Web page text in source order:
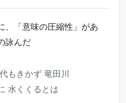
、「意味の圧縮性」があ
詠んだ
もきかず 竜田川
水くくるとは